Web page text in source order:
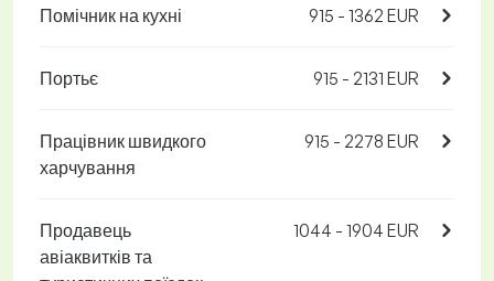
Помічник на кухні 915 - 1362 EUR
Портьє 915 - 2131 EUR
Працівник швидкого
харчування
915 - 2278 EUR
Продавець
авіаквитків та
1044 - 1904 EUR